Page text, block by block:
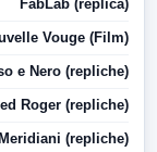
FabLab (replica)
Vouge (Film)
e Nero (repliche)
Roger (repliche)
(repliche)